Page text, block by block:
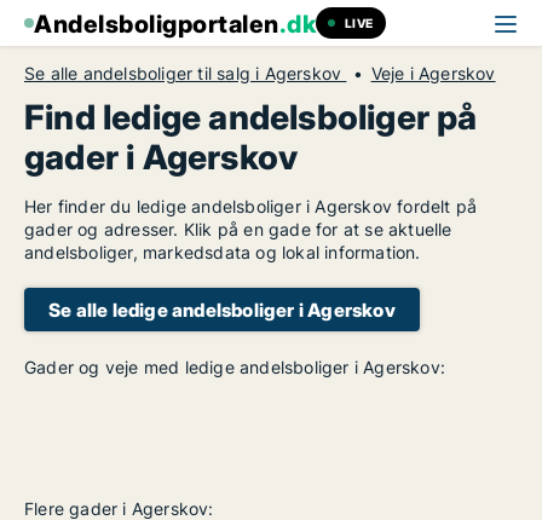
Andelsboligportalen.dk LIVE
Se alle andelsboliger til salg i Agerskov Veje i Agerskov
Find ledige andelsboliger på
gader i Agerskov
Her finder du ledige andelsboliger i Agerskov fordelt på
gader og adresser. Klik på en gade for at se aktuelle
andelsboliger, markedsdata og lokal information.
Se alle ledige andelsboliger i Agerskov
Gader og veje med ledige andelsboliger i Agerskov:
Flere gader i Agerskov: